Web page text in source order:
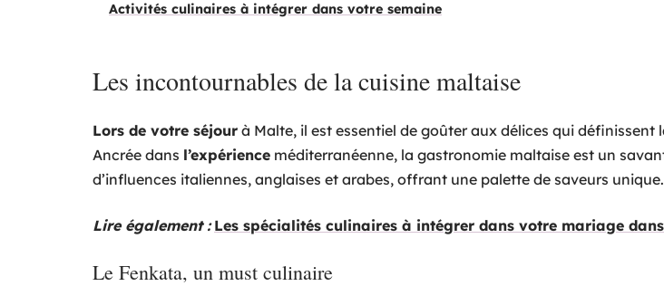
Activités culinaires à intégrer dans votre semaine
Les incontournables de la cuisine maltaise
Lors de votre séjour à Malte, il est essentiel de goûter aux délices qui définissent
Ancrée dans l’expérience méditerranéenne, la gastronomie maltaise est un
d’influences italiennes, anglaises et arabes, offrant une palette de saveurs unique.
Lire également : Les spécialités culinaires à intégrer dans votre mariage
Le Fenkata, un must culinaire